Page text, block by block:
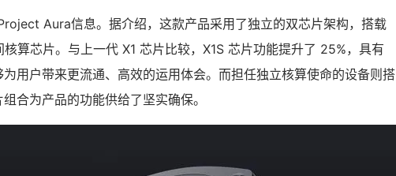
Aura信息。据介绍，这款产品采用了独立的双芯片架构，搭载
算芯片。与上一代 X1 芯片比较，X1S 芯片功能提升了 25%，具有
用户带来更流通、高效的运用体会。而担任独立核算使命的设备则搭
合为产品的功能供给了坚实确保。